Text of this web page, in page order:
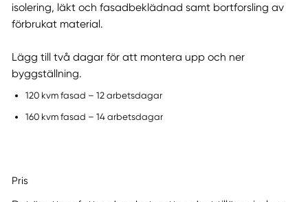
isolering, läkt och fasadbeklädnad samt bortforsling av
förbrukat material.
Lägg till två dagar för att montera upp och ner
byggställning.
120 kvm fasad – 12 arbetsdagar
160 kvm fasad – 14 arbetsdagar
Pris